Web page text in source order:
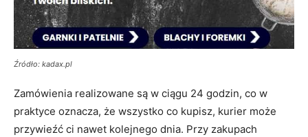
Źródło: kadax.pl
Zamówienia realizowane są w ciągu 24 godzin, co w
praktyce oznacza, że wszystko co kupisz, kurier może
przywieźć ci nawet kolejnego dnia. Przy zakupach